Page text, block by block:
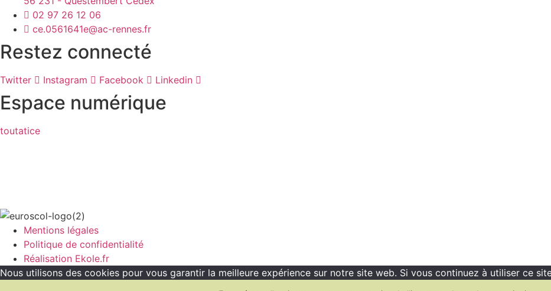
02 97 26 12 06
ce.0561641e@ac-rennes.fr
Restez connecté
Twitter Instagram Facebook Linkedin
Espace numérique
toutatice
Mentions légales
Politique de confidentialité
Réalisation Ekole.fr
Nous utilisons des cookies pour vous garantir la meilleure expérience sur notre site web. Si vous continuez à utiliser ce